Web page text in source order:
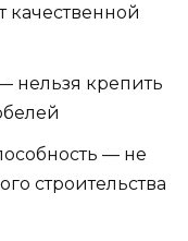
качественной
нельзя крепить
— не
строительства